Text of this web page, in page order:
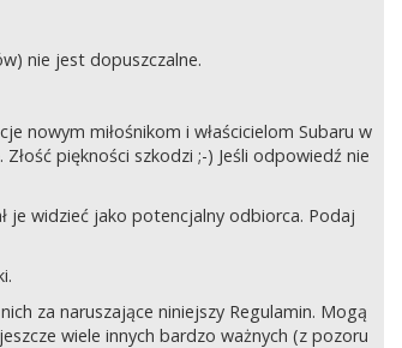
nie jest dopuszczalne.
nowym miłośnikom i właścicielom Subaru w
piękności szkodzi ;-) Jeśli odpowiedź nie
je widzieć jako potencjalny odbiorca. Podaj
za naruszające niniejszy Regulamin. Mogą
wiele innych bardzo ważnych (z pozoru